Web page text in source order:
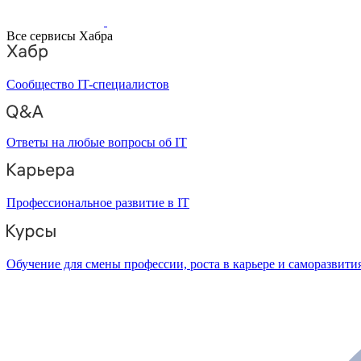
Все сервисы Хабра
Сообщество IT-специалистов
Ответы на любые вопросы об IT
Профессиональное развитие в IT
Обучение для смены профессии, роста в карьере и